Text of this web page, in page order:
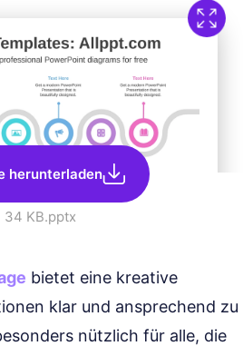
herunterladen
34 KB.pptx
bietet eine kreative
klar und ansprechend zu
nützlich für alle, die